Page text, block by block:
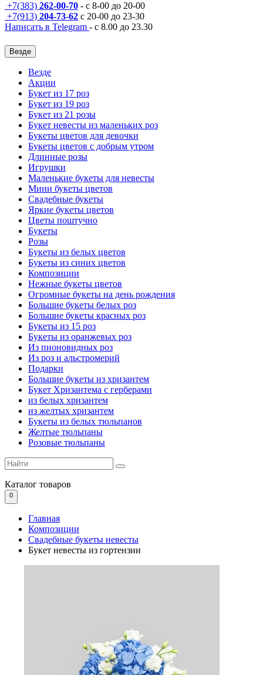
+7(383) 262-00-70 - с 8-00 до 20-00
+7(913) 204-73-62 с 20-00 до 23-30
Написать в Telegram - с 8.00 до 23.30
Везде
Везде
Акции
Букет из 17 роз
Букет из 19 роз
Букет из 21 розы
Букет невесты из маленьких роз
Букеты цветов для девочки
Букеты цветов с добрым утром
Длинные розы
Игрушки
Маленькие букеты для невесты
Мини букеты цветов
Свадебные букеты
Яркие букеты цветов
Цветы поштучно
Букеты
Розы
Букеты из белых цветов
Букеты из синих цветов
Композиции
Нежные букеты цветов
Огромные букеты на день рождения
Большие букеты белых роз
Большие букеты красных роз
Букеты из 15 роз
Букеты из оранжевых роз
Из пионовидных роз
Из роз и альстромерий
Подарки
Большие букеты из хризантем
Букет Хризантема с герберами
из белых хризантем
из желтых хризантем
Букеты из белых тюльпанов
Желтые тюльпаны
Розовые тюльпаны
Каталог товаров
0
Главная
Композиции
Свадебные букеты невесты
Букет невесты из гортензии